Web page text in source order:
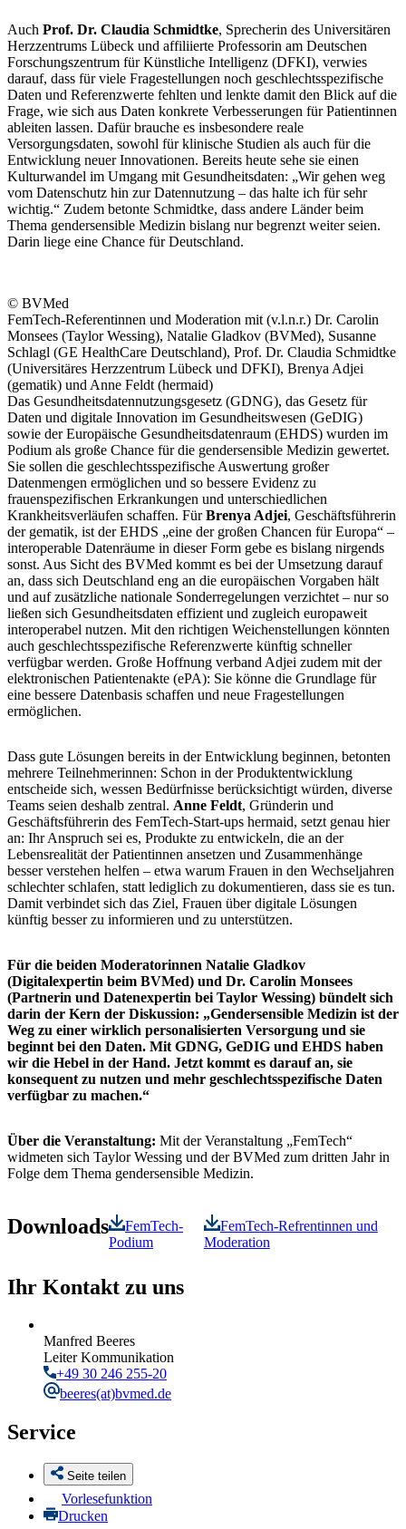
Auch Prof. Dr. Claudia Schmidtke, Sprecherin des Universitären
Herzzentrums Lübeck und affiliierte Professorin am Deutschen
Forschungszentrum für Künstliche Intelligenz (DFKI), verwies
darauf, dass für viele Fragestellungen noch geschlechtsspezifische
Daten und Referenzwerte fehlten und lenkte damit den Blick auf die
Frage, wie sich aus Daten konkrete Verbesserungen für Patientinnen
ableiten lassen. Dafür brauche es insbesondere reale
Versorgungsdaten, sowohl für klinische Studien als auch für die
Entwicklung neuer Innovationen. Bereits heute sehe sie einen
Kulturwandel im Umgang mit Gesundheitsdaten: „Wir gehen weg
vom Datenschutz hin zur Datennutzung – das halte ich für sehr
wichtig.“ Zudem betonte Schmidtke, dass andere Länder beim
Thema gendersensible Medizin bislang nur begrenzt weiter seien.
Darin liege eine Chance für Deutschland.
© BVMed
FemTech-Referentinnen und Moderation mit (v.l.n.r.) Dr. Carolin
Monsees (Taylor Wessing), Natalie Gladkov (BVMed), Susanne
Schlagl (GE HealthCare Deutschland), Prof. Dr. Claudia Schmidtke
(Universitäres Herzzentrum Lübeck und DFKI), Brenya Adjei
(gematik) und Anne Feldt (hermaid)
Das Gesundheitsdatennutzungsgesetz (GDNG), das Gesetz für
Daten und digitale Innovation im Gesundheitswesen (GeDIG)
sowie der Europäische Gesundheitsdatenraum (EHDS) wurden im
Podium als große Chance für die gendersensible Medizin gewertet.
Sie sollen die geschlechtsspezifische Auswertung großer
Datenmengen ermöglichen und so bessere Evidenz zu
frauenspezifischen Erkrankungen und unterschiedlichen
Krankheitsverläufen schaffen. FürBrenya Adjei, Geschäftsführerin
der gematik, ist der EHDS „eine der großen Chancen für Europa“ –
interoperable Datenräume in dieser Form gebe es bislang nirgends
sonst. Aus Sicht des BVMed kommt es bei der Umsetzung darauf
an, dass sich Deutschland eng an die europäischen Vorgaben hält
und auf zusätzliche nationale Sonderregelungen verzichtet – nur so
ließen sich Gesundheitsdaten effizient und zugleich europaweit
interoperabel nutzen. Mit den richtigen Weichenstellungen könnten
auch geschlechtsspezifische Referenzwerte künftig schneller
verfügbar werden. Große Hoffnung verband Adjei zudem mit der
elektronischen Patientenakte (ePA): Sie könne die Grundlage für
eine bessere Datenbasis schaffen und neue Fragestellungen
ermöglichen.
Dass gute Lösungen bereits in der Entwicklung beginnen, betonten
mehrere Teilnehmerinnen: Schon in der Produktentwicklung
entscheide sich, wessen Bedürfnisse berücksichtigt würden, diverse
Teams seien deshalb zentral. Anne Feldt, Gründerin und
Geschäftsführerin des FemTech-Start-ups hermaid, setzt genau hier
an: Ihr Anspruch sei es, Produkte zu entwickeln, die an der
Lebensrealität der Patientinnen ansetzen und Zusammenhänge
besser verstehen helfen – etwa warum Frauen in den Wechseljahren
schlechter schlafen, statt lediglich zu dokumentieren, dass sie es tun.
Damit verbindet sich das Ziel, Frauen über digitale Lösungen
künftig besser zu informieren und zu unterstützen.
Für die beiden Moderatorinnen Natalie Gladkov
(Digitalexpertin beim BVMed) und Dr. Carolin Monsees
(Partnerin und Datenexpertin bei Taylor Wessing) bündelt sich
darin der Kern der Diskussion: „Gendersensible Medizin ist der
Weg zu einer wirklich personalisierten Versorgung und sie
beginnt bei den Daten. Mit GDNG, GeDIG und EHDS haben
wir die Hebel in der Hand. Jetzt kommt es darauf an, sie
konsequent zu nutzen und mehr geschlechtsspezifische Daten
verfügbar zu machen.“
Über die Veranstaltung: Mit der Veranstaltung „FemTech“
widmeten sich Taylor Wessing und der BVMed zum dritten Jahr in
Folge dem Thema gendersensible Medizin.
Downloads
FemTech-
Podium
FemTech-Refrentinnen und
Moderation
Ihr Kontakt zu uns
Manfred Beeres
Leiter Kommunikation
+49 30 246 255-20
beeres(at)bvmed.de
Service
Seite teilen
Vorlesefunktion
Drucken